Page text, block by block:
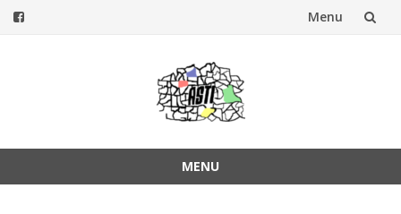
Menu
MENU